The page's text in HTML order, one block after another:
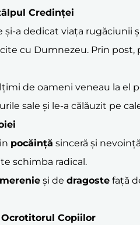
Credinței
a dedicat viața
cu Dumnezeu. Prin post,
de oameni veneau la el
sale și le-a călăuzit pe
pocăință sinceră și
schimba radical.
și de dragoste față
Ocrotitorul Copiilor